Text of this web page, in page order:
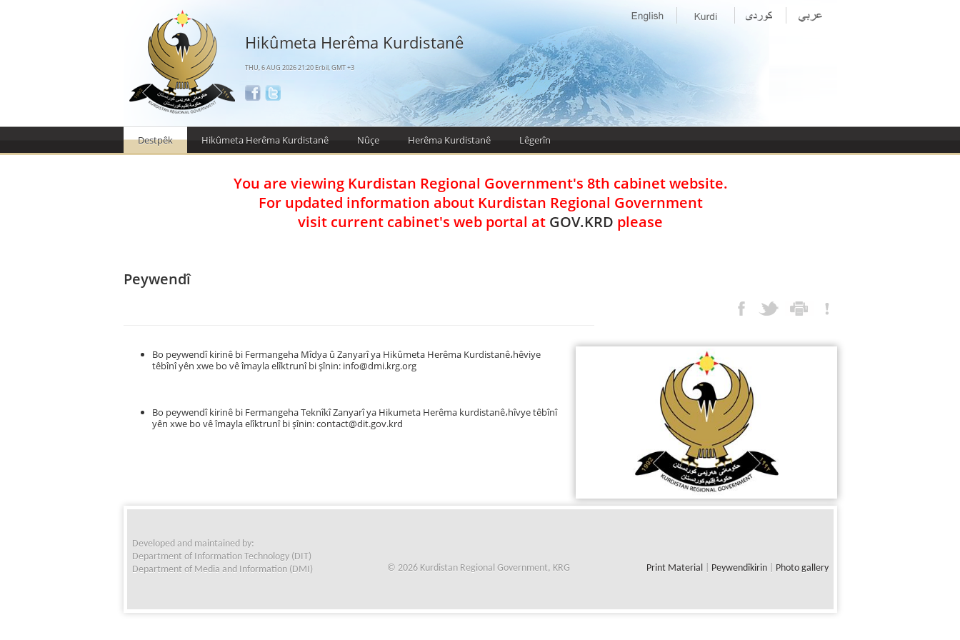
Hikûmeta Herêma Kurdistanê
THU, 6 AUG 2026 21:20 Erbil, GMT +3
Destpêk Hikûmeta Herêma Kurdistanê Nûçe Herêma Kurdistanê Lêgerîn
You are viewing Kurdistan Regional Government's 8th cabinet website.
For updated information about Kurdistan Regional Government
visit current cabinet's web portal at GOV.KRD please
Peywendî
Bo peywendî kirinê bi Fermangeha Mîdya û Zanyarî ya Hikûmeta Herêma Kurdistanê،hêviye
têbînî yên xwe bo vê îmayla elîktrunî bi şînin: info@dmi.krg.org
Bo peywendî kirinê bi Fermangeha Teknîkî Zanyarî ya Hikumeta Herêma kurdistanê،hîvye têbînî
yên xwe bo vê îmayla elîktrunî bi şînin:contact@dit.gov.krd
Developed and maintained by:
Department of Information Technology (DIT)
Department of Media and Information (DMI)
© 2026 Kurdistan Regional Government, KRG Print Material Peywendîkirin Photo gallery